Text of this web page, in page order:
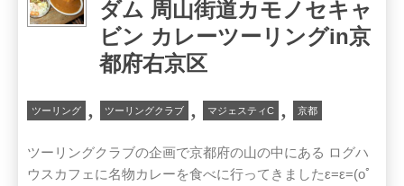
ダム 周山街道カモノセキャ
ビン カレーツーリングin京
都府右京区
ツーリング , ツーリングクラブ , マジェスティC , 京都
ツーリングクラブの企画で京都府の山の中にある ログハ
ウスカフェに名物カレーを食べに行ってきましたε=ε=(oﾟ